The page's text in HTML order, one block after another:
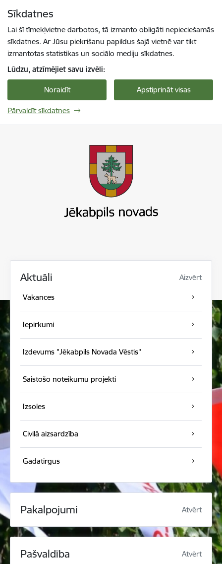
Sīkdatnes
Lai šī tīmekļvietne darbotos, tā izmanto obligāti nepieciešamās
sīkdatnes. Ar Jūsu piekrišanu papildus šajā vietnē var tikt
izmantotas statistikas un sociālo mediju sīkdatnes.
Lūdzu, atzīmējiet savu izvēli:
Noraidīt Apstiprināt visas
Pārvaldīt sīkdatnes
Aktuāli Aizvērt
Vakances
Iepirkumi
Izdevums "Jēkabpils Novada Vēstis"
Saistošo noteikumu projekti
Izsoles
Civilā aizsardzība
Gadatirgus
Pakalpojumi Atvērt
Pašvaldība Atvērt